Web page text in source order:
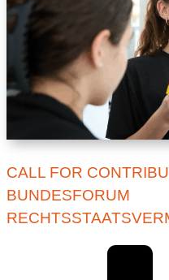
CALL FOR
BUNDESFORUM